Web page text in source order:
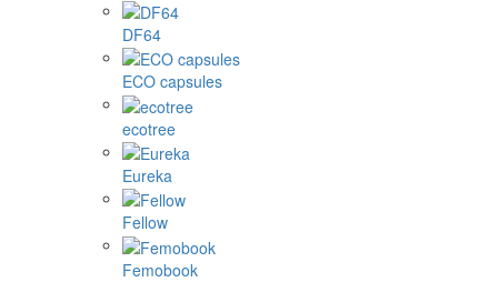
DF64
ECO capsules
ecotree
Eureka
Fellow
Femobook